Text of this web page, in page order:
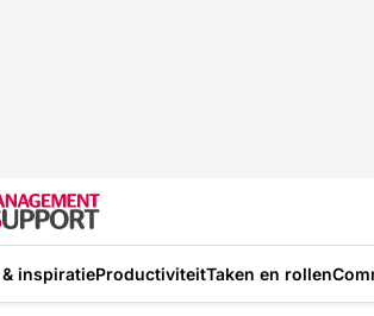
inspiratieProductiviteitTaken en rollen